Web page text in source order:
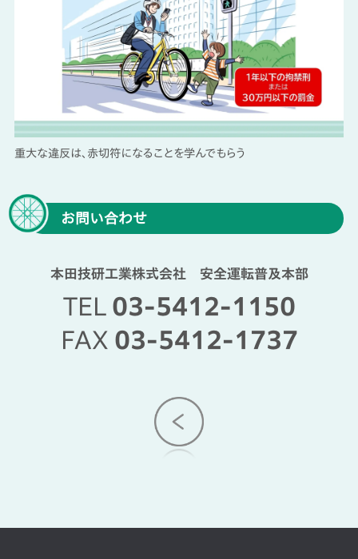
重大な違反は、赤切符になることを学んでもらう
お問い合わせ
本田技研工業株式会社 安全運転普及本部
TEL
03-5412-1150
FAX 03-5412-1737